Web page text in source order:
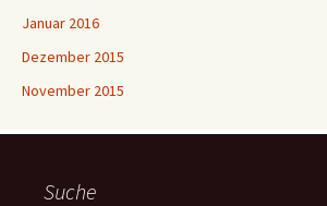
Januar 2016
Dezember 2015
November 2015
Suche